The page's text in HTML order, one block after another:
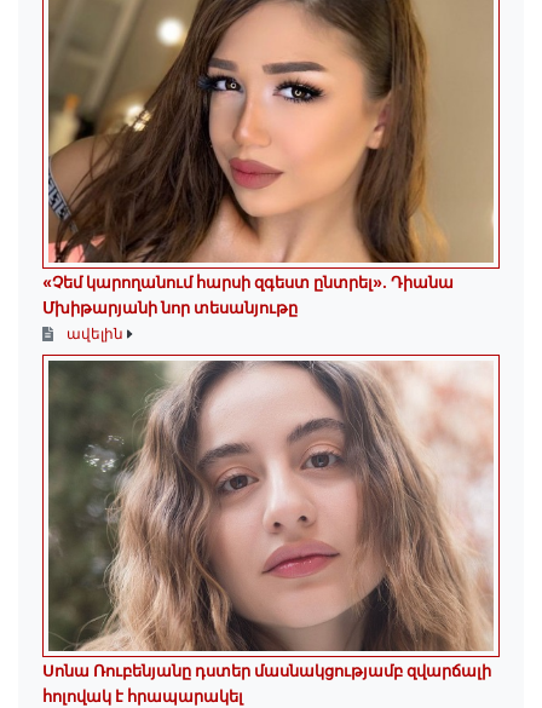
«Չեմ կարողանում հարսի զգեստ ընտրել». Դիանա
Մխիթարյանի նոր տեսանյութը
ավելին
Սոնա Ռուբենյանը դստեր մասնակցությամբ զվարճալի
հոլովակ է հրապարակել